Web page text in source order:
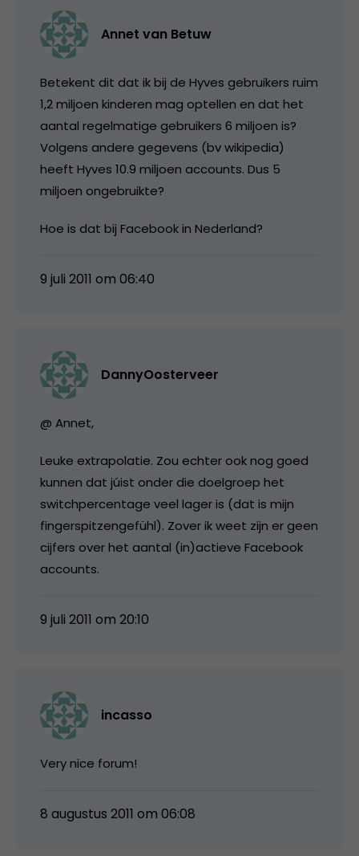
Annet van Betuw
Betekent dit dat ik bij de Hyves gebruikers ruim
1,2 miljoen kinderen mag optellen en dat het
aantal regelmatige gebruikers 6 miljoen is?
Volgens andere gegevens (bv wikipedia)
heeft Hyves 10.9 miljoen accounts. Dus 5
miljoen ongebruikte?
Hoe is dat bij Facebook in Nederland?
9 juli 2011 om 06:40
DannyOosterveer
@ Annet,
Leuke extrapolatie. Zou echter ook nog goed
kunnen dat júist onder die doelgroep het
switchpercentage veel lager is (dat is mijn
fingerspitzengefühl). Zover ik weet zijn er geen
cijfers over het aantal (in)actieve Facebook
accounts.
9 juli 2011 om 20:10
incasso
Very nice forum!
8 augustus 2011 om 06:08